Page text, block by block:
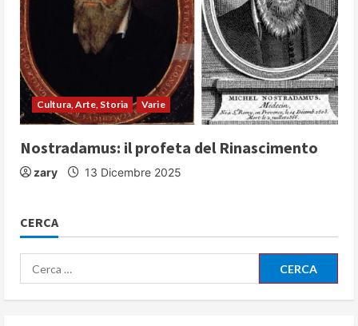
Cultura, Arte, Storia Varie
Nostradamus: il profeta del Rinascimento
zary 13 Dicembre 2025
CERCA
Ricerca
per: